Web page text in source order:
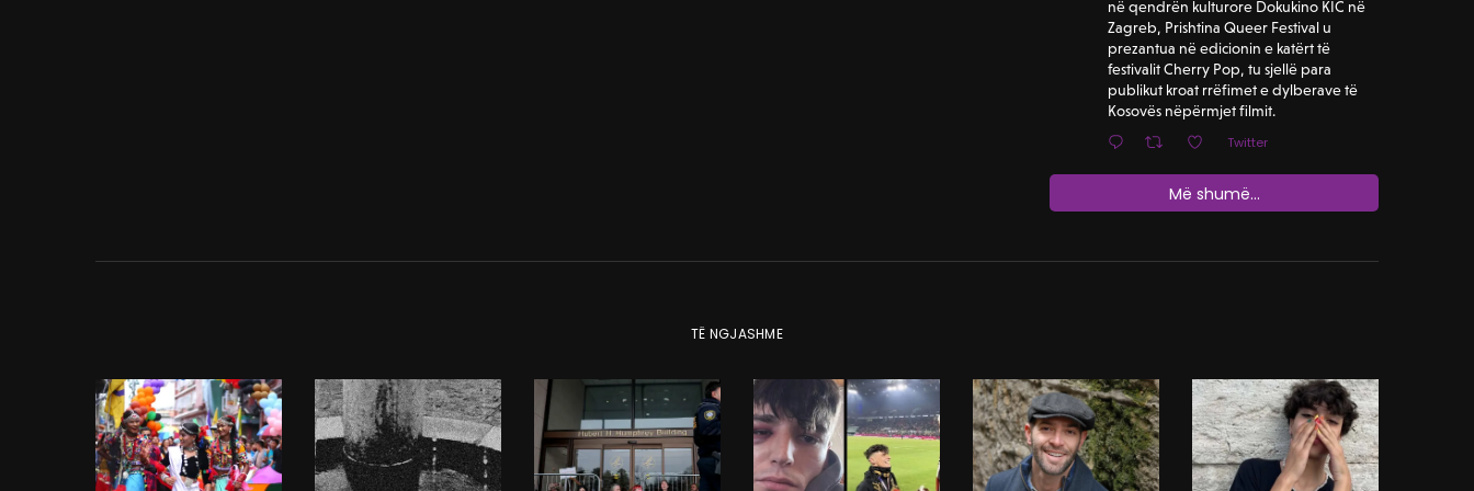
në qendrën kulturore Dokukino KIC në
Zagreb, Prishtina Queer Festival u
prezantua në edicionin e katërt të
festivalit Cherry Pop, tu sjellë para
publikut kroat rrëfimet e dylberave të
Kosovës nëpërmjet filmit.
Twitter
Më shumë...
TË NGJASHME